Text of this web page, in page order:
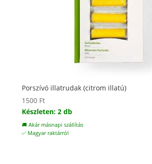
Porszívó illatrudak (citrom illatú)
1500 Ft
Készleten: 2 db
🚚 Akár másnapi szállítás
✅ Magyar raktárról